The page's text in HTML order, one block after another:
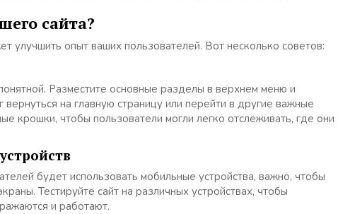
сайта?
улучшить опыт ваших пользователей. Вот несколько советов:
Разместите основные разделы в верхнем меню и
на главную страницу или перейти в другие важные
крошки, чтобы пользователи могли легко отслеживать, где они
будет использовать мобильные устройства, важно, чтобы
Тестируйте сайт на различных устройствах, чтобы
и работают.